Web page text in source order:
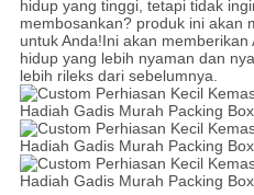
hidup yang tinggi, tetapi tidak
membosankan? produk ini akan
untuk Anda!Ini akan
hidup yang lebih nyaman dan
lebih rileks dari sebelumnya.